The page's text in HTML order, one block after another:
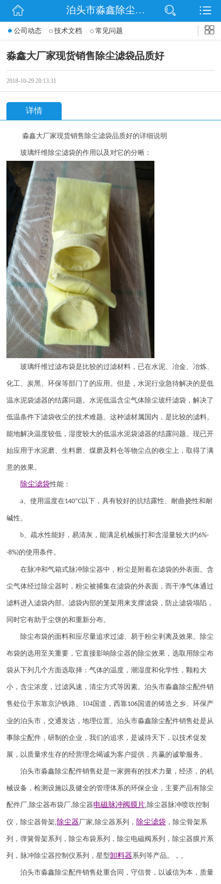
网站首页
公司动态
泊头市淼鑫除尘配件销售处
公司动态 技术文档 常见问题
淼鑫大厂家现货销售除尘滤袋品质好
2018-10-29 20:13:31
详情
淼鑫大厂家现货销售除尘滤袋品质好的详细说明
玻璃纤维除尘滤袋的作用以及对它的分晰：
玻璃纤维过滤布袋是比较的过滤材料，已在水泥、冶金、冶炼、
化工、炭黑、环保等部门了的应用。但是，水泥行业急待解决的是低
温水泥袋滤器的结露问题。水泥低温含尘气体除尘玻纤滤袋，解决了
低温条件下滤袋收尘的技术难题。这种滤材属国内，是比较的滤料。
能地解决温度较低，湿度较大的低温水泥袋滤器的结露问题。现已开
始应用于水泥磨、生料磨、煤磨及料仓等物尘点的收尘上，取得了满
意的效果。
除尘滤袋性能：
a、使用温度在140°C以下，具有较好的抗结露性、耐曲挠性和耐
碱性。
b、疏水性能好，易清灰，能满足机械振打和含湿量较大(约6%-
-8%)的使用条件。
在脉冲和气箱式脉冲除尘器中，粉尘是附着在滤袋的外表面。含
尘气体经过除尘器时，粉尘被捕集在滤袋的外表面，而干净气体通过
滤料进入滤袋内部。滤袋内部的笼架用来支撑滤袋，防止滤袋塌陷，
同时它有助于尘饼的和重新分布。
除尘布袋的面料和应尽量追求过滤、易于粉尘剥离及效果。除尘
布袋的选用至关重要，它直接影响除尘器的除尘效果，选取用除尘布
袋从下列几个方面选取择：气体的温度，潮湿度和化学性，颗粒大
小，含尘浓度，过滤风速，清尘方式等因素。泊头市淼鑫除尘配件销
售处位于东靠京沪铁路、 104 国道，西靠106 国道的铸造之乡、环保产
业的泊头市，交通发达，地理位置。泊头市淼鑫除尘配件销售处是从
事除尘配件，研制的企业，我们的追求，是诚待天下，以技术促发
展，以质量求生存的经营理念竭诚为客户提供，共赢的诚挚服务。
泊头市淼鑫除尘配件销售处是一家拥有的技术力量，经济，的机
械设备，检测设施以及健全的管理体系的环保企业，主要产品有除尘
配件厂, 除尘器布袋厂, 除尘器电磁脉冲阀膜片, 除尘器脉冲喷吹控制
仪 ， 除尘器骨架,除尘器厂家, 除尘器系列， 除尘滤袋 ，除尘骨架系
列，弹簧骨架系列，除尘布袋系列，除尘电磁阀系列，除尘器膜片系
列，脉冲除尘器控制仪系列，星型卸料器系列等产品。，。
泊头市淼鑫除尘配件销售处重合同，守信誉，以诚信为本，质量